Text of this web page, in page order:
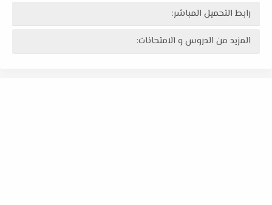
رابط التحميل المباشر:
المزيد من الدروس و الامتحانات: